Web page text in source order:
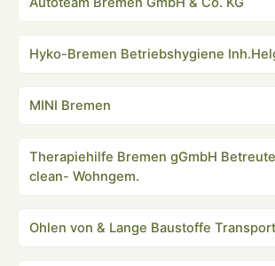
Hyko-Bremen Betriebshygiene
MINI Bremen
Therapiehilfe Bremen gGmbH
clean- Wohngem.
Ohlen von & Lange Baustoffe